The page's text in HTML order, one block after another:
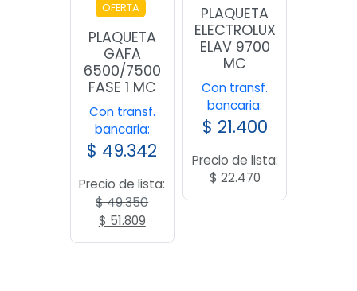
OFERTA
PLAQUETA
GAFA
6500/7500
FASE 1 MC
Con transf.
bancaria:
$ 49.342
Precio de lista:
$49.350
El
$ 51.809El
precio
PLAQUETA
ELECTROLUX
ELAV 9700
MC
Con transf.
bancaria:
$ 21.400
Precio de lista:
$ 22.470